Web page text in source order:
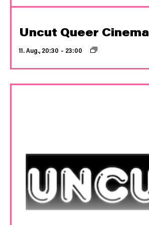
Uncut Queer Cinema
11. Aug., 20:30 – 23:00